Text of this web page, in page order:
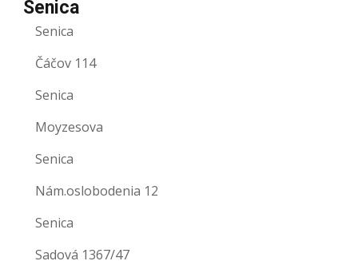
Senica
Senica
Čáčov 114
Senica
Moyzesova
Senica
Nám.oslobodenia 12
Senica
Sadová 1367/47